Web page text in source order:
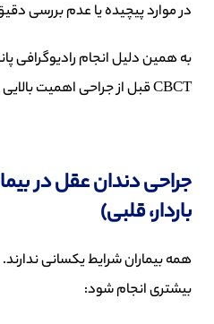
در موارد پیچیده یا عدم بررسی
به همین دلیل انجام رادیوگرافی
CBCT قبل از جراحی اهمیت بالایی دارد.
جراحی دندان عقل در
باردار، قلبی)
همه بیماران شرایط یکسانی
بیشتری انجام شود: